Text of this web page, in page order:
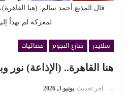
قال المذيع أحمد سالم: (هنا
لمعركة لم تهدأ
سلايدر شارع النجوم
فضائيات
هنا القاهرة.. (الإذاعة)
آخر تحديث يونيو 3, 2026